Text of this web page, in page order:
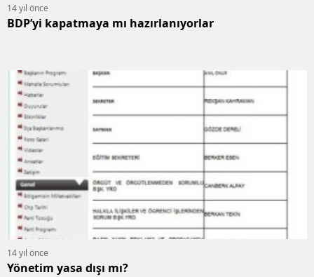
14 yıl önce
BDP’yi kapatmaya mı hazırlanıyorlar
14 yıl önce
Yönetim yasa dışı mı?